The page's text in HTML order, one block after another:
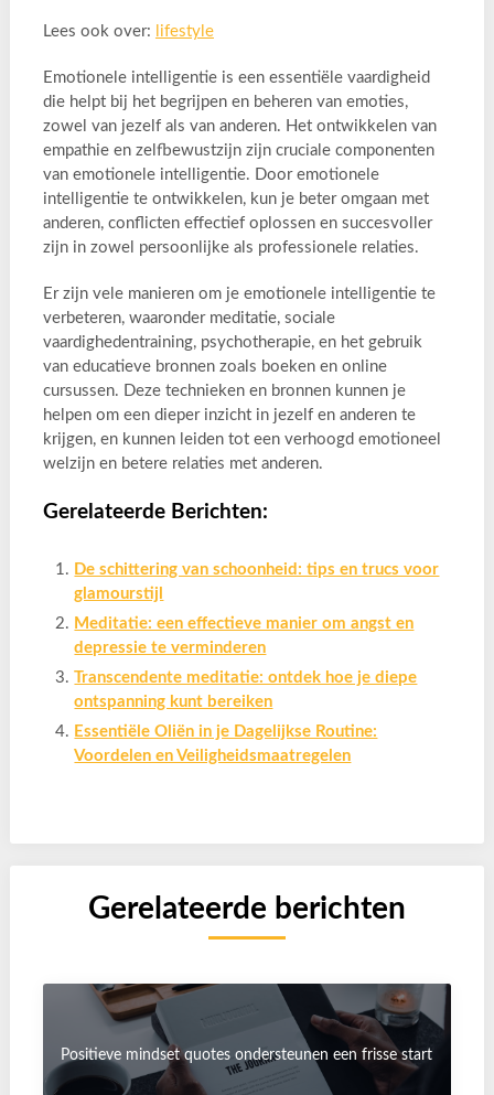
Lees ook over: lifestyle
Emotionele intelligentie is een essentiële vaardigheid
die helpt bij het begrijpen en beheren van emoties,
zowel van jezelf als van anderen. Het ontwikkelen van
empathie en zelfbewustzijn zijn cruciale componenten
van emotionele intelligentie. Door emotionele
intelligentie te ontwikkelen, kun je beter omgaan met
anderen, conflicten effectief oplossen en succesvoller
zijn in zowel persoonlijke als professionele relaties.
Er zijn vele manieren om je emotionele intelligentie te
verbeteren, waaronder meditatie, sociale
vaardighedentraining, psychotherapie, en het gebruik
van educatieve bronnen zoals boeken en online
cursussen. Deze technieken en bronnen kunnen je
helpen om een dieper inzicht in jezelf en anderen te
krijgen, en kunnen leiden tot een verhoogd emotioneel
welzijn en betere relaties met anderen.
Gerelateerde Berichten:
De schittering van schoonheid: tips en trucs voor
glamourstijl
Meditatie: een effectieve manier om angst en
depressie te verminderen
Transcendente meditatie: ontdek hoe je diepe
ontspanning kunt bereiken
Essentiële Oliën in je Dagelijkse Routine:
Voordelen en Veiligheidsmaatregelen
Gerelateerde berichten
Positieve mindset quotes ondersteunen een frisse start